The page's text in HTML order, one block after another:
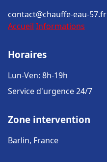
contact@chauffe-eau-57.fr
Accueil Informations
Horaires
Lun-Ven: 8h-19h
Service d'urgence 24/7
Zone intervention
Barlin, France